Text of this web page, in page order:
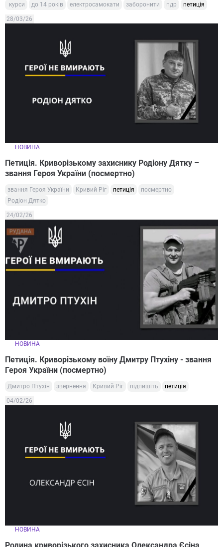
курси до 14 років електросамокати заборонити пдр петиція
28/03/26
НОВИНА
Петиція. Криворізькому захиснику Родіону Дятку –
звання Героя України (посмертно)
звання Героя України Кривий Ріг петиція
посмертно
Родіон Дятко
24/02/26
НОВИНА
Петиція. Криворізькому воїну Дмитру Птухіну - звання
Героя України (посмертно)
Дмитро Птухін звернення Кривий Ріг підпишіть петиція
04/02/26
НОВИНА